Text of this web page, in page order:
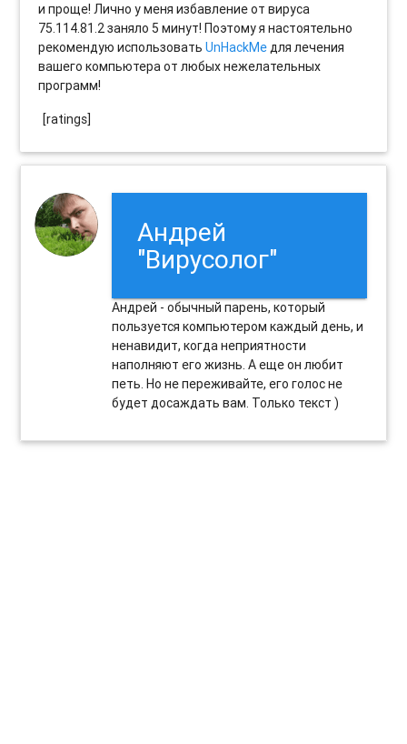
и проще! Лично у меня избавление от вируса
75.114.81.2 заняло 5 минут! Поэтому я настоятельно
рекомендую использоватьUnHackMeдля лечения
вашего компьютера от любых нежелательных
программ!
[ratings]
Андрей
"Вирусолог"
Андрей - обычный парень, который
пользуется компьютером каждый день, и
ненавидит, когда неприятности
наполняют его жизнь. А еще он любит
петь. Но не переживайте, его голос не
будет досаждать вам. Только текст )